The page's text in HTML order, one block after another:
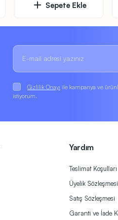
Sepete Ekle
Gizlilik Onayı ile kampanya ve
istiyorum.
Yardım
Teslimat Koşulları
Üyelik Sözleşmesi
Satış Sözleşmesi
Garanti ve İade